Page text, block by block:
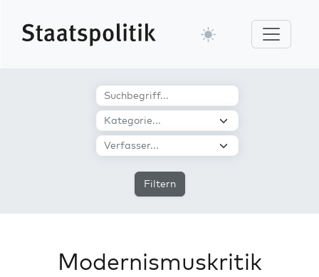
Filtern
Modernismuskritik